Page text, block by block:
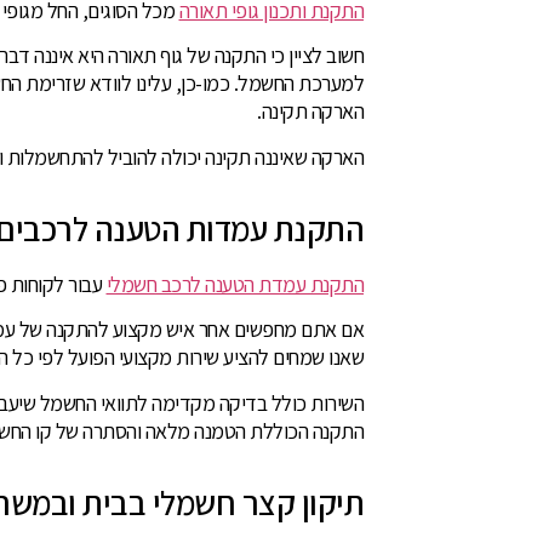
התקנת ותכנון גופי תאורהמכל הסוגים, החל
חשוב לציין כי התקנה של גוף תאורה היא איננה
למערכת החשמל. כמו-כן, עלינו לוודא שזרימת
הארקה תקינה.
הארקה שאיננה תקינה יכולה להוביל להתחשמלות
התקנת עמדות הטענה
התקנת עמדת הטענה לרכב חשמלי עבור לקוחות
אם אתם מחפשים אחר איש מקצוע להתקנה של
שאנו שמחים להציע שירות מקצועי הפועל לפי
השירות כולל בדיקה מקדימה לתוואי החשמל
התקנה הכוללת הטמנה מלאה והסתרה של קו
תיקון קצר חשמלי בבית